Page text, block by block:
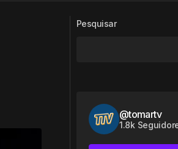
Novo barco apoia
Pesquisar
@tomartv
1.8k